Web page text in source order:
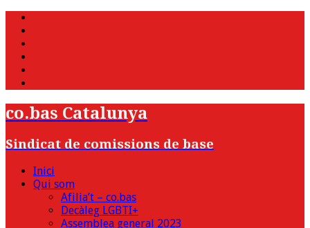
co.bas Catalunya
Sindicat de comissions de base
Inici
Qui som
Afilia’t – co.bas
Decàleg LGBTI+
Assemblea general 2023